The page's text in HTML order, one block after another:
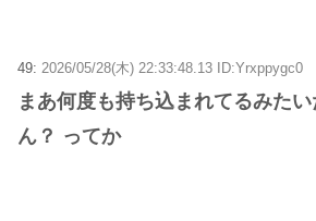
49: 2026/05/28(木) 22:33:48.13 ID:Yrxppygc0
まあ何度も持ち込まれてるみた
ん？ ってか